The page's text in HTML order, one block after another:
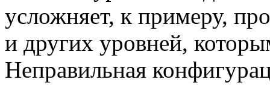
усложняет, к примеру,
и других уровней,
Неправильная